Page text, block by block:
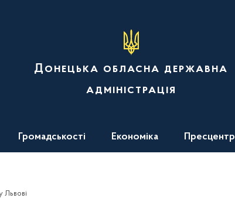
Донецька обласна державна
адміністрація
Громадськості Економіка Пресцентр
Львові